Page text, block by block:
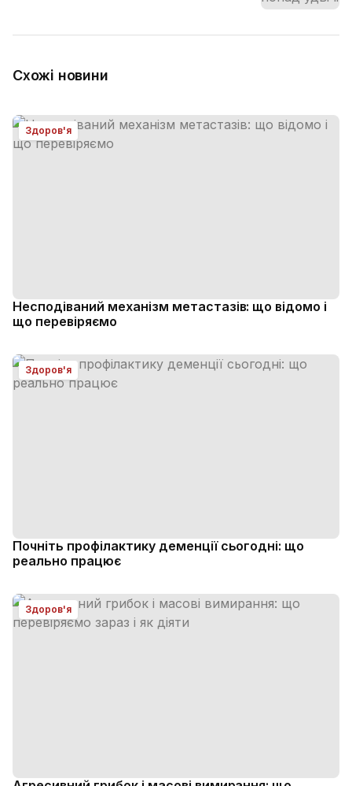
Схожі новини
Здоров'я
Несподіваний механізм метастазів: що відомо і
що перевіряємо
Здоров'я
Почніть профілактику деменції сьогодні: що
реально працює
Здоров'я